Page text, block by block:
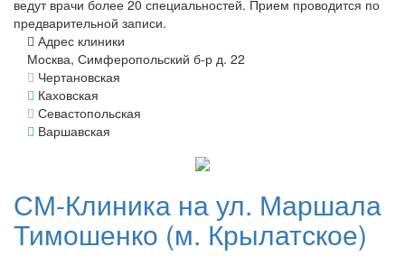
ведут врачи более 20 специальностей. Прием проводится по
предварительной записи.
Адрес клиники
Москва, Симферопольский б-р д. 22
Чертановская
Каховская
Севастопольская
Варшавская
СМ-Клиника на ул. Маршала
Тимошенко (м. Крылатское)